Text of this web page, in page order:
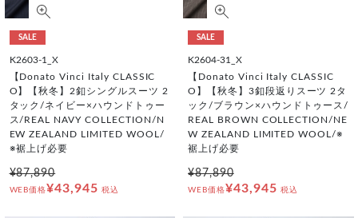
SALE
K2603-1_X
【Donato Vinci Italy CLASSIC
O】【秋冬】2釦シングルスーツ 2
タック/ネイビー×ハウンドトゥー
ス/REAL NAVY COLLECTION/N
EW ZEALAND LIMITED WOOL/
※裾上げ必要
¥87,890
WEB価格¥43,945 税込
SALE
K2604-31_X
【Donato Vinci Italy CLASSIC
O】【秋冬】3釦段返りスーツ 2タ
ック/ブラウン×ハウンドトゥース/
REAL BROWN COLLECTION/NE
W ZEALAND LIMITED WOOL/※
裾上げ必要
¥87,890
WEB価格¥43,945 税込